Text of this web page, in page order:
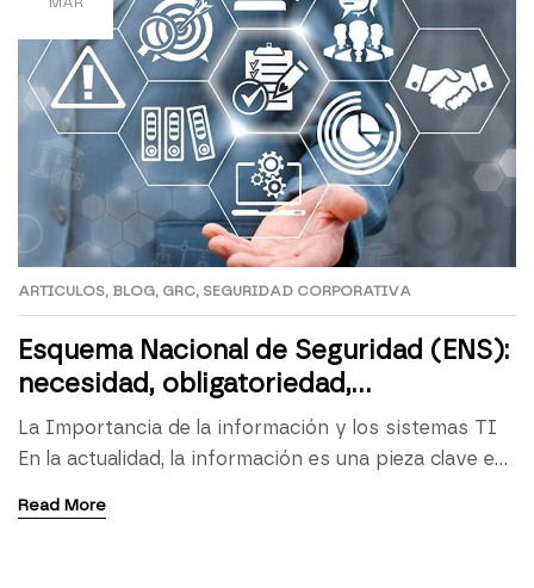
ARTICULOS, BLOG, GRC, SEGURIDAD CORPORATIVA
Esquema Nacional de Seguridad (ENS):
necesidad, obligatoriedad,
peculiaridades y beneficios
La Importancia de la información y los sistemas TI
En la actualidad, la información es una pieza clave e
protegerla como un activo crítico para el desarrollo
Read More